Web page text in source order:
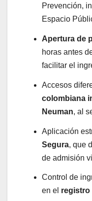
Prevención,
Espacio
Apertura de
horas antes
facilitar el
Accesos
colombiana
Neuman, al
Aplicación
Segura, que
de admisión
Control de
en el registro